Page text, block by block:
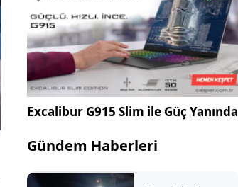
Excalibur G915 Slim ile Güç Yanında
Gündem Haberleri